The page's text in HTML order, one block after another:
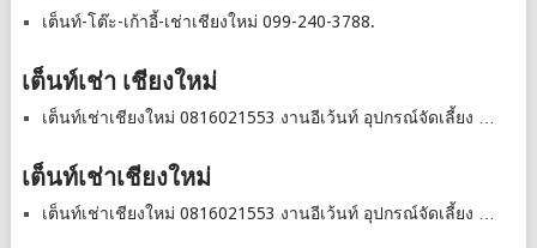
เต็นท์-โต๊ะ-เก้าอี้-เช่าเชียงใหม่ 099-240-3788.
เต็นท์เช่า เชียงใหม่
เต็นท์เช่าเชียงใหม่ 0816021553 งานอีเว้นท์ อุปกรณ์จัดเลี้ยง …
เต็นท์เช่าเชียงใหม่
เต็นท์เช่าเชียงใหม่ 0816021553 งานอีเว้นท์ อุปกรณ์จัดเลี้ยง …